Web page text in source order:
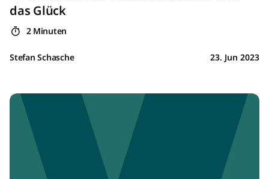
das Glück
2 Minuten
Stefan Schasche 23. Jun 2023